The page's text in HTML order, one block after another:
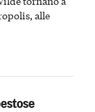
alle